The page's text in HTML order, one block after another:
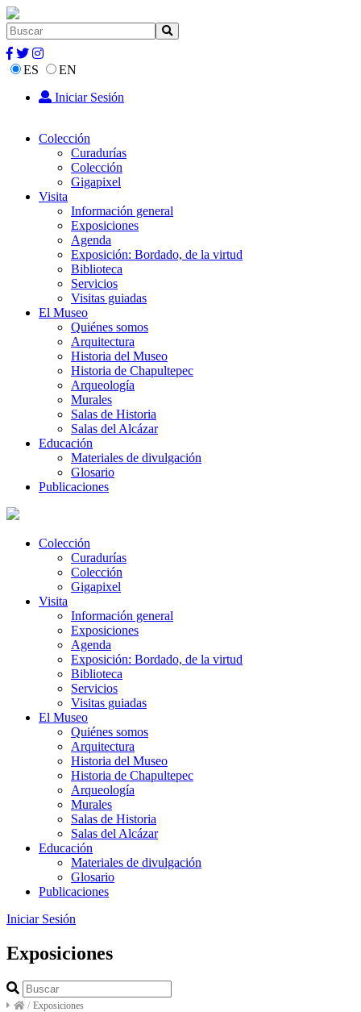
ES
EN
Iniciar Sesión
Colección
Curadurías
Colección
Gigapixel
Visita
Información general
Exposiciones
Agenda
Exposición: Bordado, de la virtud
Biblioteca
Servicios
Visitas guiadas
El Museo
Quiénes somos
Arquitectura
Historia del Museo
Historia de Chapultepec
Arqueología
Murales
Salas de Historia
Salas del Alcázar
Educación
Materiales de divulgación
Glosario
Publicaciones
Colección
Curadurías
Colección
Gigapixel
Visita
Información general
Exposiciones
Agenda
Exposición: Bordado, de la virtud
Biblioteca
Servicios
Visitas guiadas
El Museo
Quiénes somos
Arquitectura
Historia del Museo
Historia de Chapultepec
Arqueología
Murales
Salas de Historia
Salas del Alcázar
Educación
Materiales de divulgación
Glosario
Publicaciones
Iniciar Sesión
Exposiciones
/ Exposiciones